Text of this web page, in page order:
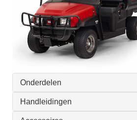
Onderdelen
Handleidingen